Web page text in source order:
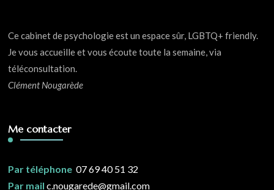
Ce cabinet de psychologie est un espace sûr, LGBTQ+ friendly.
Je vous accueille et vous écoute toute la semaine, via
téléconsultation.
Clément Nougarède
Me contacter
Par téléphone 07 69 40 51 32
Par mail c.nougarede@gmail.com